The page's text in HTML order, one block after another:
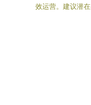
效运营。建议潜